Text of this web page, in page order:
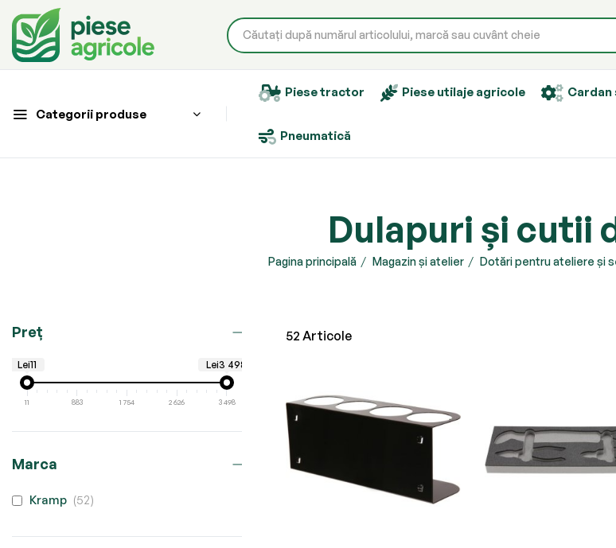
Categorii produse
Piese tractor Piese utilaje agricole Cardan
Pneumatică
Dulapuri și cutii
Pagina principală Magazin și atelier Dotări pentru ateliere și
52 Articole
Preț
Lei11 Lei3 498
11 883 1 754 2 626 3 498
Marca
Kramp 52produse